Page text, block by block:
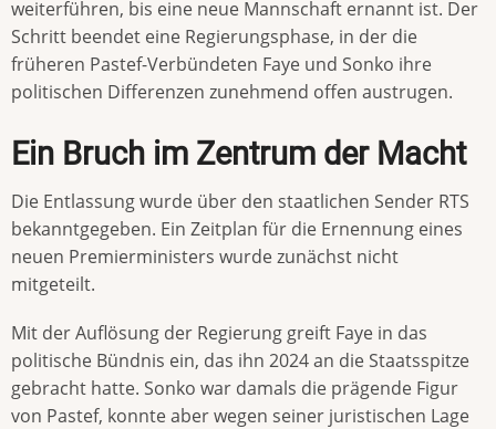
weiterführen, bis eine neue Mannschaft ernannt ist. Der
Schritt beendet eine Regierungsphase, in der die
früheren Pastef-Verbündeten Faye und Sonko ihre
politischen Differenzen zunehmend offen austrugen.
Ein Bruch im Zentrum der Macht
Die Entlassung wurde über den staatlichen Sender RTS
bekanntgegeben. Ein Zeitplan für die Ernennung eines
neuen Premierministers wurde zunächst nicht
mitgeteilt.
Mit der Auflösung der Regierung greift Faye in das
politische Bündnis ein, das ihn 2024 an die Staatsspitze
gebracht hatte. Sonko war damals die prägende Figur
von Pastef, konnte aber wegen seiner juristischen Lage